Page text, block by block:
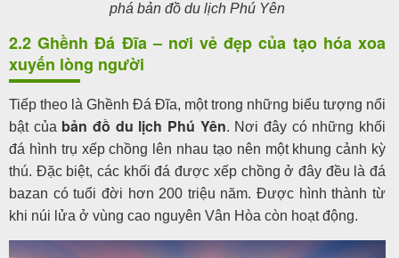
phá bản đồ du lịch Phú Yên
2.2 Ghềnh Đá Đĩa – nơi vẻ đẹp của tạo hóa xoa
xuyến lòng người
Tiếp theo là Ghềnh Đá Đĩa, một trong những biểu tượng nổi
bật của bản đồ du lịch Phú Yên. Nơi đây có những khối
đá hình trụ xếp chồng lên nhau tạo nên một khung cảnh kỳ
thú. Đặc biệt, các khối đá được xếp chồng ở đây đều là đá
bazan có tuổi đời hơn 200 triệu năm. Được hình thành từ
khi núi lửa ở vùng cao nguyên Vân Hòa còn hoạt động.